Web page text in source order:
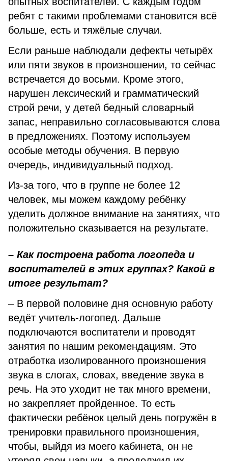
ребят с такими проблемами становится всё
больше, есть и тяжёлые случаи.
Если раньше наблюдали дефекты четырёх
или пяти звуков в произношении, то сейчас
встречается до восьми. Кроме этого,
нарушен лексический и грамматический
строй речи, у детей бедный словарный
запас, неправильно согласовываются слова
в предложениях. Поэтому используем
особые методы обучения. В первую
очередь, индивидуальный подход.
Из-за того, что в группе не более 12
человек, мы можем каждому ребёнку
уделить должное внимание на занятиях, что
положительно сказывается на результате.
– Как построена работа логопеда и
воспитателей в этих группах? Какой в
итоге результат?
– В первой половине дня основную работу
ведёт учитель-логопед. Дальше
подключаются воспитатели и проводят
занятия по нашим рекомендациям. Это
отработка изолированного произношения
звука в слогах, словах, введение звука в
речь. На это уходит не так много времени,
но закрепляет пройденное. То есть
фактически ребёнок целый день погружён в
тренировки правильного произношения,
чтобы, выйдя из моего кабинета, он не